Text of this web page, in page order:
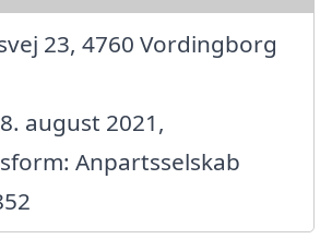
23, 4760 Vordingborg
august 2021,
Anpartsselskab